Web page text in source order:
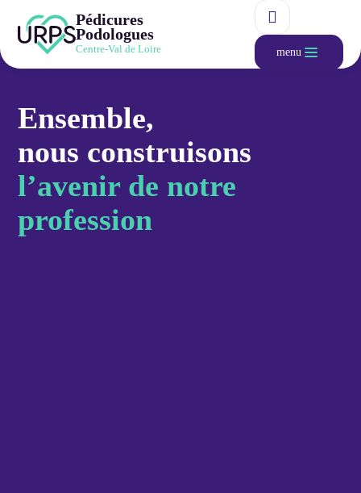
Pédicures
Podologues
Centre-Val de Loire menu
Ensemble,
nous construisons
l’avenir de notre
profession